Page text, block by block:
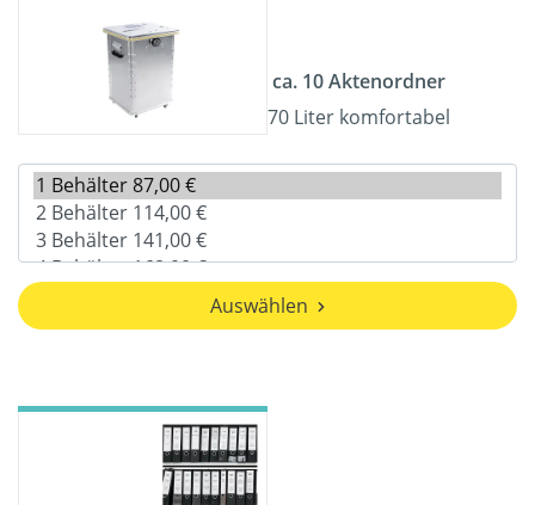
ca. 10 Aktenordner
70 Liter komfortabel
Auswählen